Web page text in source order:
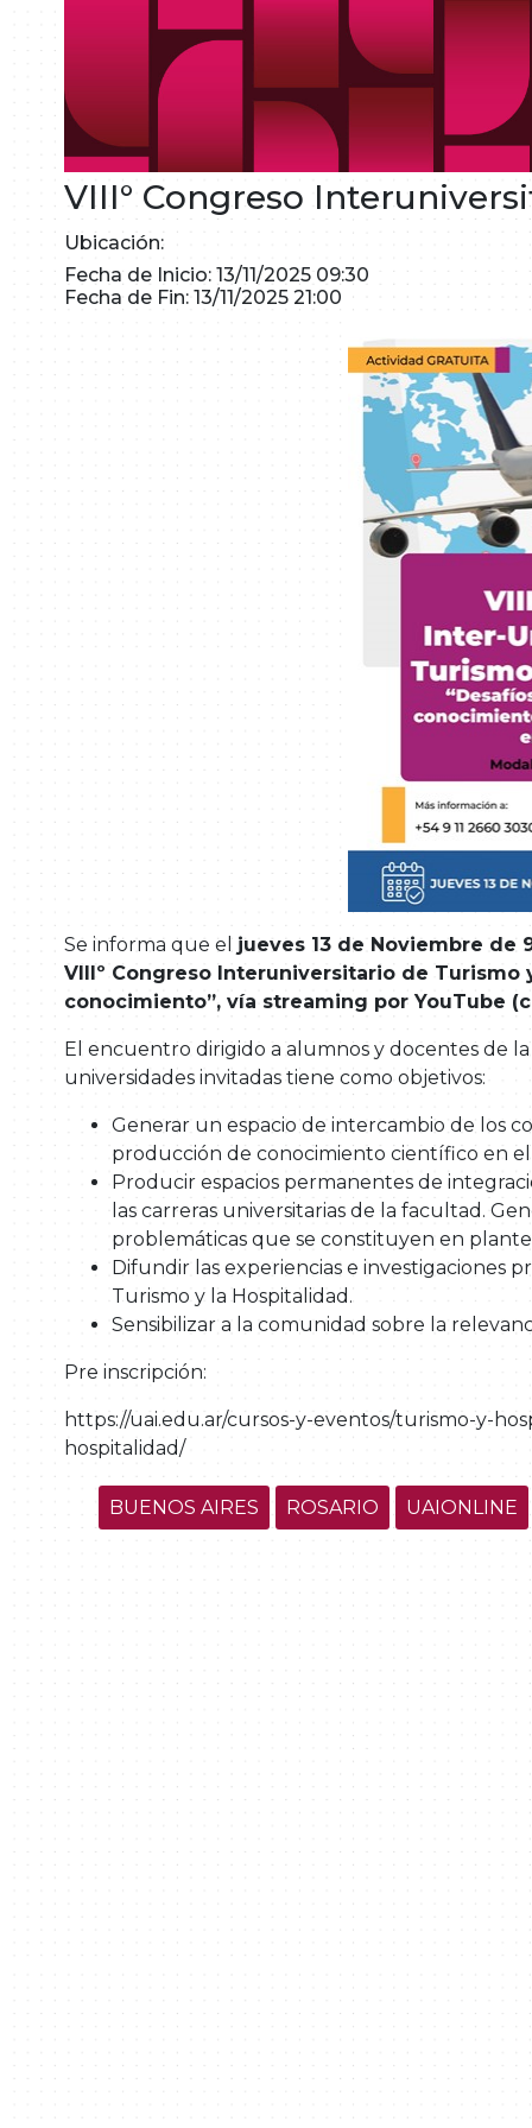
VIII° Congreso
Ubicación:
Fecha de Inicio: 13/11/2025 09:30
Fecha de Fin: 13/11/2025 21:00
Se informa que el jueves 13 de Noviembre de
VIIIº Congreso Interuniversitario de
conocimiento”, vía streaming por YouTube
El encuentro dirigido a alumnos y docentes de
universidades invitadas tiene como objetivos:
Generar un espacio de intercambio de los
producción de conocimiento científico en
Producir espacios permanentes de
las carreras universitarias de la facultad.
problemáticas que se constituyen en
Difundir las experiencias e investigaciones
Turismo y la Hospitalidad.
Sensibilizar a la comunidad sobre la
Pre inscripción:
https://uai.edu.ar/cursos-y-eventos/turismo-y-
hospitalidad/
BUENOS AIRES ROSARIO UAIONLINE